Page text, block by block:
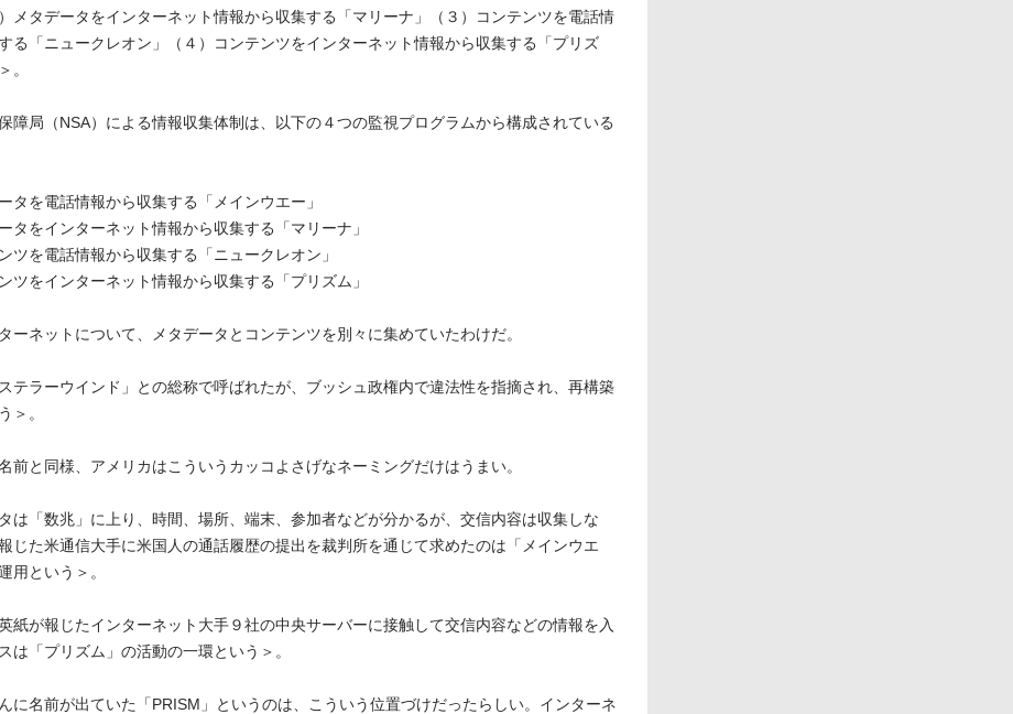
メタデータをインターネット情報から収集する「マリーナ」（３）コンテンツを電話情
る「ニュークレオン」（４）コンテンツをインターネット情報から収集する「プリズ
。
障局（NSA）による情報収集体制は、以下の４つの監視プログラムから構成されている
タを電話情報から収集する「メインウエー」
タをインターネット情報から収集する「マリーナ」
ツを電話情報から収集する「ニュークレオン」
ツをインターネット情報から収集する「プリズム」
ーネットについて、メタデータとコンテンツを別々に集めていたわけだ。
テラーウインド」との総称で呼ばれたが、ブッシュ政権内で違法性を指摘され、再構築
＞。
前と同様、アメリカはこういうカッコよさげなネーミングだけはうまい。
は「数兆」に上り、時間、場所、端末、参加者などが分かるが、交信内容は収集しな
じた米通信大手に米国人の通話履歴の提出を裁判所を通じて求めたのは「メインウエ
用という＞。
紙が報じたインターネット大手９社の中央サーバーに接触して交信内容などの情報を入
は「プリズム」の活動の一環という＞。
に名前が出ていた「PRISM」というのは、こういう位置づけだったらしい。インターネ